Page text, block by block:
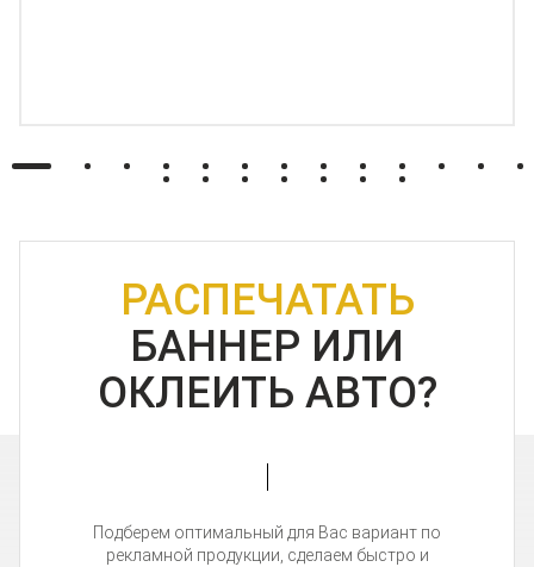
РАСПЕЧАТАТЬ
БАННЕР ИЛИ
ОКЛЕИТЬ АВТО?
Подберем оптимальный для Вас вариант по
рекламной продукции, сделаем быстро и